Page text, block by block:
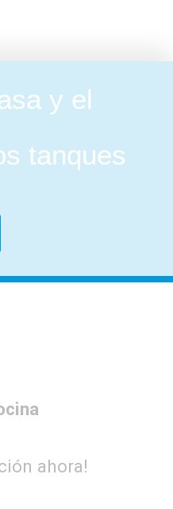
y el
tanques
ahora!